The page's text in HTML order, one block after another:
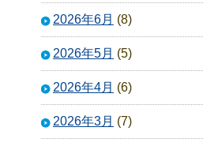
2026年6月 (8)
2026年5月 (5)
2026年4月 (6)
2026年3月 (7)